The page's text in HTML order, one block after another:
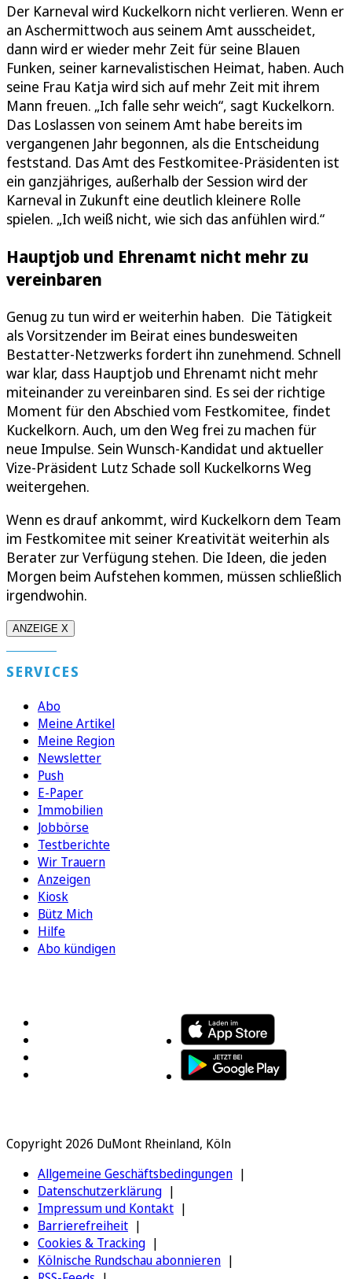
Der Karneval wird Kuckelkorn nicht verlieren. Wenn er
an Aschermittwoch aus seinem Amt ausscheidet,
dann wird er wieder mehr Zeit für seine Blauen
Funken, seiner karnevalistischen Heimat, haben. Auch
seine Frau Katja wird sich auf mehr Zeit mit ihrem
Mann freuen. „Ich falle sehr weich“, sagt Kuckelkorn.
Das Loslassen von seinem Amt habe bereits im
vergangenen Jahr begonnen, als die Entscheidung
feststand. Das Amt des Festkomitee-Präsidenten ist
ein ganzjähriges, außerhalb der Session wird der
Karneval in Zukunft eine deutlich kleinere Rolle
spielen. „Ich weiß nicht, wie sich das anfühlen wird.“
Hauptjob und Ehrenamt nicht mehr zu
vereinbaren
Genug zu tun wird er weiterhin haben. Die Tätigkeit
als Vorsitzender im Beirat eines bundesweiten
Bestatter-Netzwerks fordert ihn zunehmend. Schnell
war klar, dass Hauptjob und Ehrenamt nicht mehr
miteinander zu vereinbaren sind. Es sei der richtige
Moment für den Abschied vom Festkomitee, findet
Kuckelkorn. Auch, um den Weg frei zu machen für
neue Impulse. Sein Wunsch-Kandidat und aktueller
Vize-Präsident Lutz Schade soll Kuckelkorns Weg
weitergehen.
Wenn es drauf ankommt, wird Kuckelkorn dem Team
im Festkomitee mit seiner Kreativität weiterhin als
Berater zur Verfügung stehen. Die Ideen, die jeden
Morgen beim Aufstehen kommen, müssen schließlich
irgendwohin.
ANZEIGE X
SERVICES
Abo
Meine Artikel
Meine Region
Newsletter
Push
E-Paper
Immobilien
Jobbörse
Testberichte
Wir Trauern
Anzeigen
Kiosk
Bütz Mich
Hilfe
Abo kündigen
Copyright 2026 DuMont Rheinland, Köln
Allgemeine Geschäftsbedingungen
Datenschutzerklärung
Impressum und Kontakt
Barrierefreiheit
Cookies & Tracking
Kölnische Rundschau abonnieren